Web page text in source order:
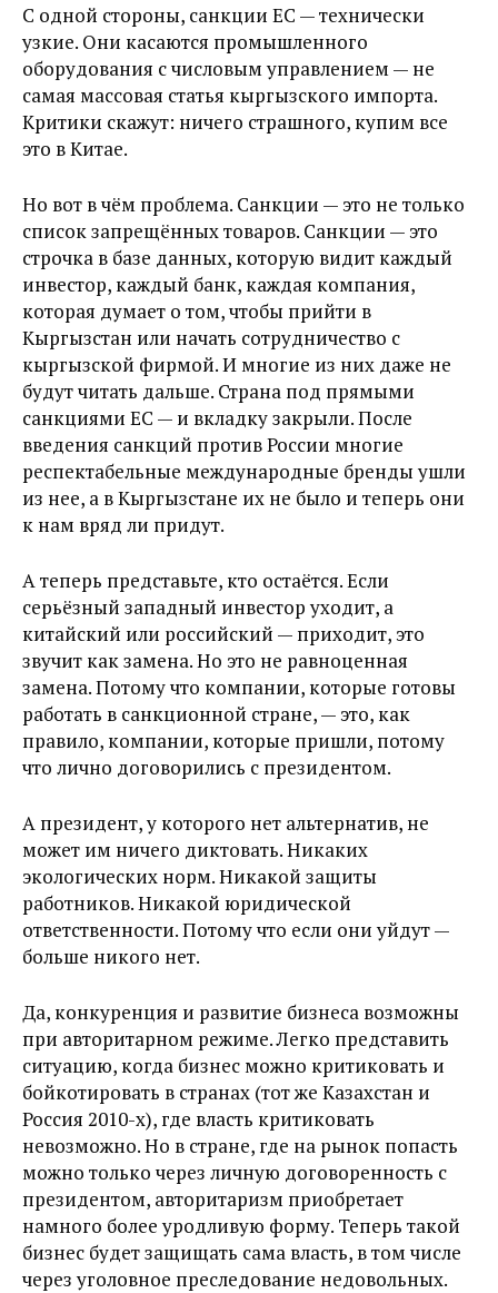
С одной стороны, санкции ЕС — технически
узкие. Они касаются промышленного
оборудования с числовым управлением — не
самая массовая статья кыргызского импорта.
Критики скажут: ничего страшного, купим все
это в Китае.
Но вот в чём проблема. Санкции — это не только
список запрещённых товаров. Санкции — это
строчка в базе данных, которую видит каждый
инвестор, каждый банк, каждая компания,
которая думает о том, чтобы прийти в
Кыргызстан или начать сотрудничество с
кыргызской фирмой. И многие из них даже не
будут читать дальше. Страна под прямыми
санкциями ЕС — и вкладку закрыли. После
введения санкций против России многие
респектабельные международные бренды ушли
из нее, а в Кыргызстане их не было и теперь они
к нам вряд ли придут.
А теперь представьте, кто остаётся. Если
серьёзный западный инвестор уходит, а
китайский или российский — приходит, это
звучит как замена. Но это не равноценная
замена. Потому что компании, которые готовы
работать в санкционной стране, — это, как
правило, компании, которые пришли, потому
что лично договорились с президентом.
А президент, у которого нет альтернатив, не
может им ничего диктовать. Никаких
экологических норм. Никакой защиты
работников. Никакой юридической
ответственности. Потому что если они уйдут —
больше никого нет.
Да, конкуренция и развитие бизнеса возможны
при авторитарном режиме. Легко представить
ситуацию, когда бизнес можно критиковать и
бойкотировать в странах (тот же Казахстан и
Россия 2010-х), где власть критиковать
невозможно. Но в стране, где на рынок попасть
можно только через личную договоренность с
президентом, авторитаризм приобретает
намного более уродливую форму. Теперь такой
бизнес будет защищать сама власть, в том числе
через уголовное преследование недовольных.